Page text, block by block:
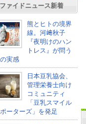
ァイドニュース新着
熊とヒトの境界
線。河﨑秋子
『夜明けのハン
トレス』が問う
実感
日本豆乳協会、
管理栄養士向け
コミュニティ
「豆乳スマイル
ーターズ」を発足